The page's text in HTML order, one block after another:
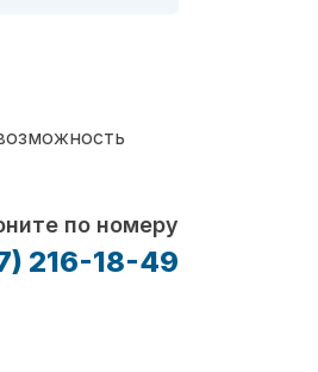
по номеру
216-18-49